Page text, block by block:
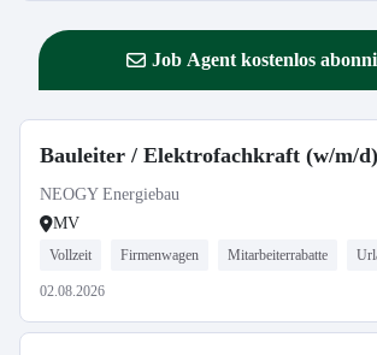
Job Agent kostenlos
Bauleiter / Elektrofachkraft (w/m/d)
NEOGY Energiebau
MV
Vollzeit Firmenwagen Mitarbeiterrabatte
02.08.2026